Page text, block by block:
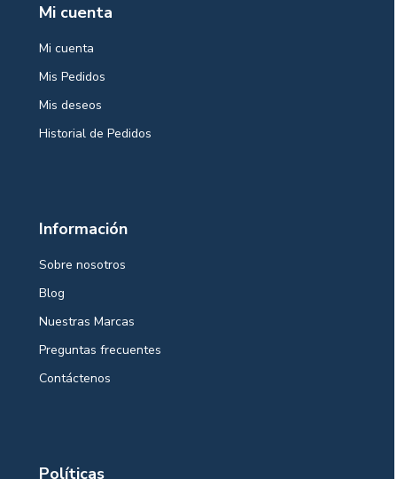
Mi cuenta
Mi cuenta
Mis Pedidos
Mis deseos
Historial de Pedidos
Información
Sobre nosotros
Blog
Nuestras Marcas
Preguntas frecuentes
Contáctenos
Políticas